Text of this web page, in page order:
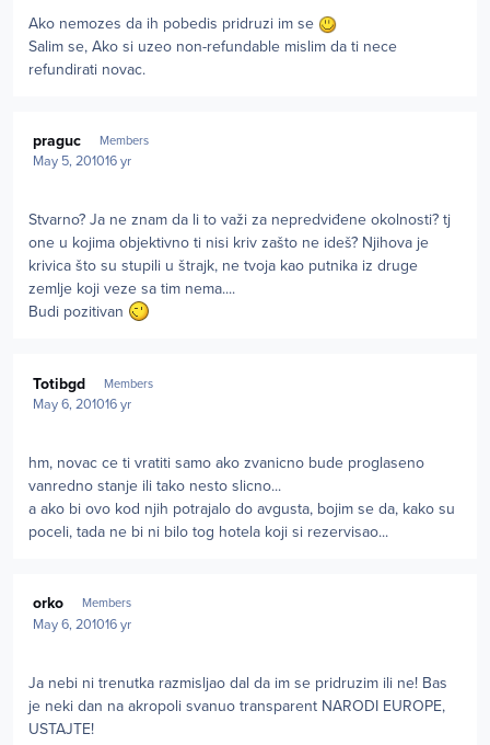
Ako nemozes da ih pobedis pridruzi im se
Salim se, Ako si uzeo non-refundable mislim da ti nece
refundirati novac.
praguc Members
May 5, 201016 yr
Stvarno? Ja ne znam da li to važi za nepredviđene okolnosti? tj
one u kojima objektivno ti nisi kriv zašto ne ideš? Njihova je
krivica što su stupili u štrajk, ne tvoja kao putnika iz druge
zemlje koji veze sa tim nema....
Budi pozitivan
Totibgd Members
May 6, 201016 yr
hm, novac ce ti vratiti samo ako zvanicno bude proglaseno
vanredno stanje ili tako nesto slicno...
a ako bi ovo kod njih potrajalo do avgusta, bojim se da, kako su
poceli, tada ne bi ni bilo tog hotela koji si rezervisao...
orko Members
May 6, 201016 yr
Ja nebi ni trenutka razmisljao dal da im se pridruzim ili ne! Bas
je neki dan na akropoli svanuo transparent NARODI EUROPE,
USTAJTE!